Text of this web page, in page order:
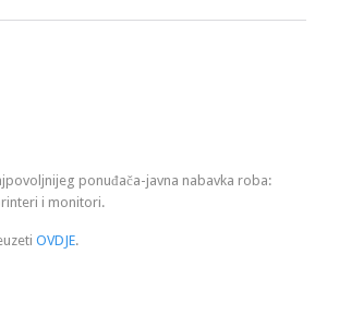
ponuđača-javna nabavka roba:
i monitori.
OVDJE.